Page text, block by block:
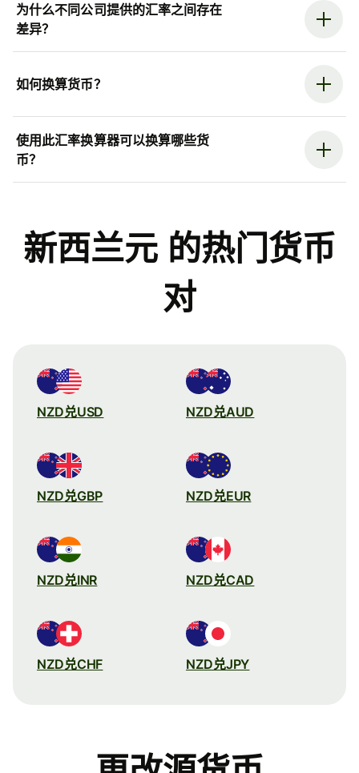
为什么不同公司提供的汇率之间存在
差异？
如何换算货币？
使用此汇率换算器可以换算哪些货
币？
新西兰元 的热门货币
对
NZD兑USD NZD兑AUD
NZD兑GBP NZD兑EUR
NZD兑INR NZD兑CAD
NZD兑CHF NZD兑JPY